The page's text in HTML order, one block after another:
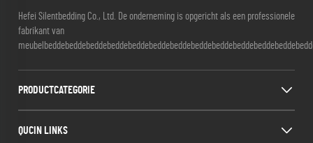
Hefei Silentbedding Co., Ltd. De onderneming is opgericht als een professionele
fabrikant van
PRODUCTCATEGORIE
QUCIN LINKS